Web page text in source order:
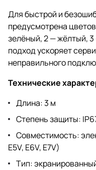
Для быстрой и
предусмотрена
зелёный, 2 — жёлтый,
подход ускоряет
неправильного
Технические
Длина: 3 м
Степень защиты:
Совместимость:
E5V, E6V, E7V)
Тип: